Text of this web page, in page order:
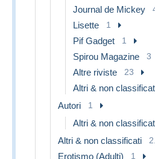
Journal de Mickey
Lisette 1
Pif Gadget 1
Spirou Magazine 3
Altre riviste 23
Altri & non
Autori 1
Altri & non
Altri & non classificati
Erotismo (Adulti) 1